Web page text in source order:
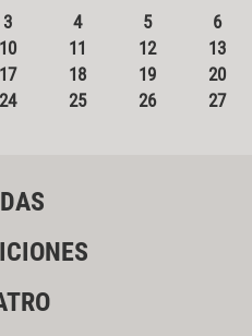
3 4 5
6
10 11 12
13
17 18 19
20
24 25 26
27